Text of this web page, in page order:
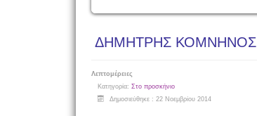
ΔΗΜΗΤΡΗΣ ΚΟΜΝΗΝΟΣ
Λεπτομέρειες
Κατηγορία: Στο προσκήνιο
Δημοσιεύθηκε : 22 Νοεμβρίου 2014